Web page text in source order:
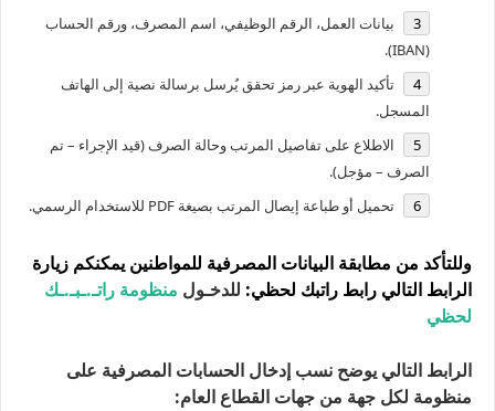
بيانات العمل، الرقم الوظيفي، اسم المصرف، ورقم الحساب
(IBAN).
تأكيد الهوية عبر رمز تحقق يُرسل برسالة نصية إلى الهاتف
المسجل.
الاطلاع على تفاصيل المرتب وحالة الصرف (قيد الإجراء – تم
الصرف – مؤجل).
تحميل أو طباعة إيصال المرتب بصيغة PDF للاستخدام الرسمي.
وللتأكد من مطابقة البيانات المصرفية للمواطنين يمكنكم زيارة
الرابط التالي رابط راتبك لحظي: للدخـول منظومة راتـ.ـبـ.ـك
لحظي
الرابط التالي يوضح نسب إدخال الحسابات المصرفية على
منظومة لكل جهة من جهات القطاع العام: